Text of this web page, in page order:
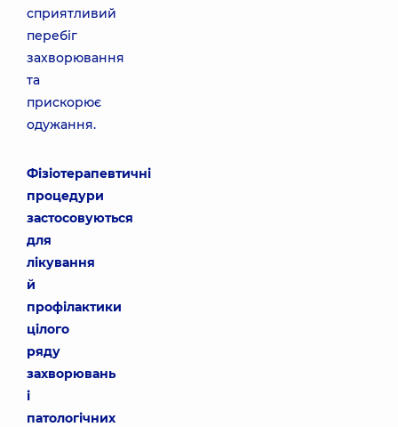
сприятливий
перебіг
захворювання
та
прискорює
одужання.
Фізіотерапевтичні
процедури
застосовуються
для
лікування
й
профілактики
цілого
ряду
захворювань
і
патологічних